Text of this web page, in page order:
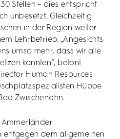
Stellen – dies entspricht
unbesetzt. Gleichzeitig
in der Region weiter
Lehrbetrieb. „Angesichts
umso mehr, dass wir alle
konnten“, betont
Human Resources
Hüppe
Zwischenahn.
Ammerländer
entgegen dem allgemeinen